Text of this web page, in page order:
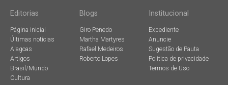
Editorias
Página inicial
Últimas notícias
Alagoas
Artigos
Brasil/Mundo
Cultura
Blogs
Giro Penedo
Martha Martyres
Rafael Medeiros
Roberto Lopes
Institucional
Expediente
Anuncie
Sugestão de Pauta
Política de privacidade
Termos de Uso